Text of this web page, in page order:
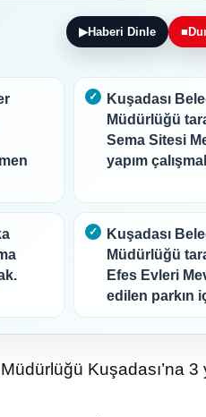
▶Haberi Dinle ■
Kuşadası
Müdürlüğü
Sema Sitesi
yapım
Kuşadası
Müdürlüğü
Efes Evleri
edilen parkın
Kuşadası’na